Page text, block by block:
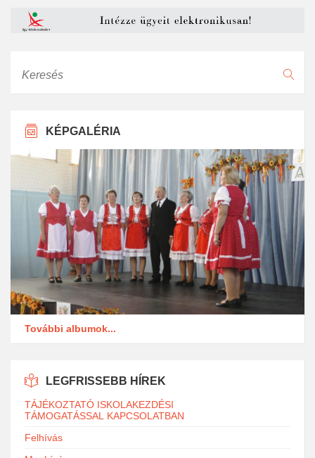
KÉPGALÉRIA
További albumok...
LEGFRISSEBB HÍREK
TÁJÉKOZTATÓ ISKOLAKEZDÉSI
TÁMOGATÁSSAL KAPCSOLATBAN
Felhívás